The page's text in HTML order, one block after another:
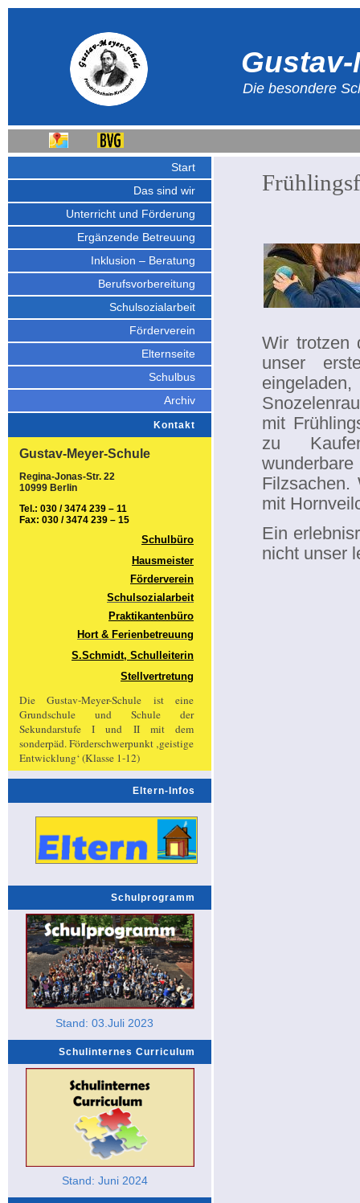
Start
Das sind wir
Unterricht und Förderung
Ergänzende Betreuung
Inklusion – Beratung
Berufsvorbereitung
Schulsozialarbeit
Förderverein
Elternseite
Schulbus
Archiv
Kontakt
Gustav-Meyer-Schule
Regina-Jonas-Str. 22
10999 Berlin
Tel.: 030 / 3474 239 – 11
Fax: 030 / 3474 239 – 15
Schulbüro
Hausmeister
Förderverein
Schulsozialarbeit
Praktikantenbüro
Hort & Ferienbetreuung
S.Schmidt, Schulleiterin
Stellvertretung
Die Gustav-Meyer-Schule ist eine
Grundschule und Schule der
Sekundarstufe I und II mit dem
sonderpäd. Förderschwerpunkt ‚geistige
Entwicklung‘ (Klasse 1-12)
Eltern-Infos
Schulprogramm
Stand: 03.Juli 2023
Schulinternes Curriculum
Stand: Juni 2024
Die besondere
Wir trotzen
unser
mit
zu
Filzsachen.
mit
Ein
nicht unser